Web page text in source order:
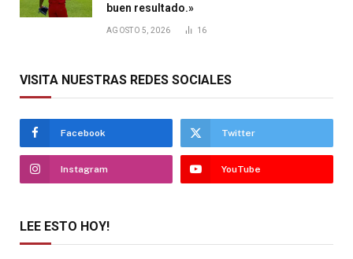
buen resultado.»
AGOSTO 5, 2026 16
VISITA NUESTRAS REDES SOCIALES
Facebook Twitter
Instagram YouTube
LEE ESTO HOY!